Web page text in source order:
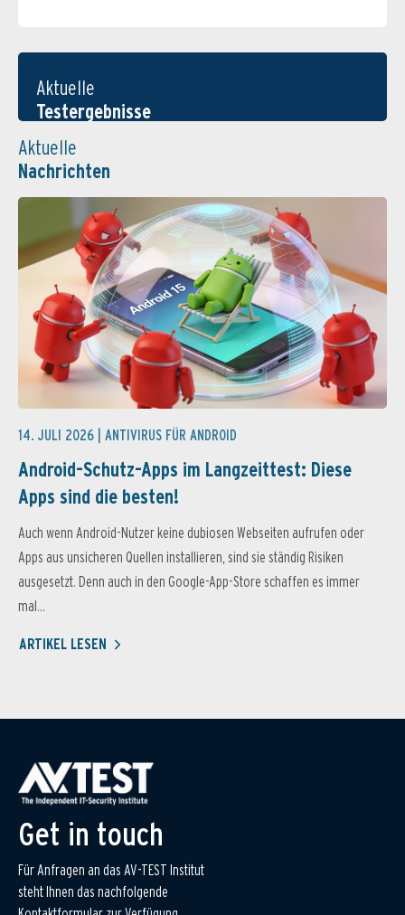
Aktuelle
Testergebnisse
Aktuelle
Nachrichten
14. JULI 2026 | ANTIVIRUS FÜR ANDROID
Android-Schutz-Apps im Langzeittest: Diese
Apps sind die besten!
Auch wenn Android-Nutzer keine dubiosen Webseiten aufrufen oder
Apps aus unsicheren Quellen installieren, sind sie ständig Risiken
ausgesetzt. Denn auch in den Google-App-Store schaffen es immer
mal...
ARTIKEL LESEN
Get in touch
Für Anfragen an das AV-TEST Institut
steht Ihnen das nachfolgende